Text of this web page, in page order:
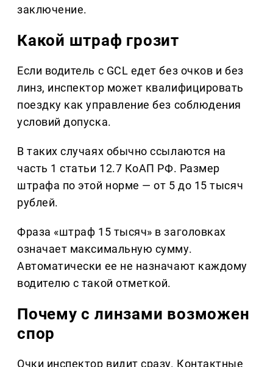
заключение.
Какой штраф грозит
Если водитель с GCL едет без очков и без
линз, инспектор может квалифицировать
поездку как управление без соблюдения
условий допуска.
В таких случаях обычно ссылаются на
часть 1 статьи 12.7 КоАП РФ. Размер
штрафа по этой норме — от 5 до 15 тысяч
рублей.
Фраза «штраф 15 тысяч» в заголовках
означает максимальную сумму.
Автоматически ее не назначают каждому
водителю с такой отметкой.
Почему с линзами возможен
спор
Очки инспектор видит сразу. Контактные